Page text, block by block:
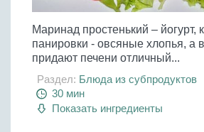
Маринад простенький – йогурт,
панировки - овсяные хлопья, а
придают печени отличный...
Раздел: Блюда из субпродуктов
30 мин
Показать ингредиенты